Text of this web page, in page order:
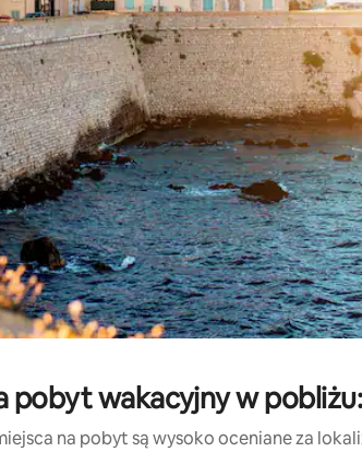
pobyt wakacyjny w
na pobyt są wysoko oceniane za